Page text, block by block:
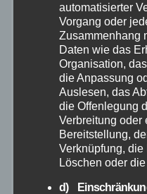
Mai 2025
April 2025
März 2025
Februar 2025
Januar 2025
automatisierter
Vorgang oder
Zusammenhang
Daten wie das
Organisation,
die Anpassung
Auslesen, das
die Offenlegung
Verbreitung oder
Bereitstellung,
Verknüpfung,
Löschen oder die
d)